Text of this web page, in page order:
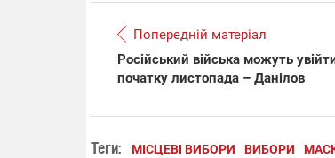
Попередній матеріал
Російський війська можуть
початку листопада – Данілов
Теги: МІСЦЕВІ ВИБОРИ ВИБОРИ